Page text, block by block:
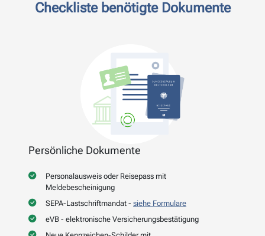
Checkliste benötigte Dokumente
Persönliche Dokumente
Personalausweis oder Reisepass mit
Meldebescheinigung
SEPA-Lastschriftmandat - siehe Formulare
eVB - elektronische Versicherungsbestätigung